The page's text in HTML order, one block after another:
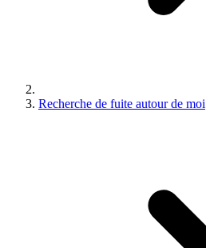
Recherche de fuite autour de moi